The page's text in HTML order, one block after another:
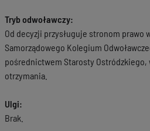
Tryb odwoławczy:
Od decyzji przysługuje stronom prawo
Samorządowego Kolegium
pośrednictwem Starosty Ostródzkiego,
otrzymania.
Ulgi:
Brak.